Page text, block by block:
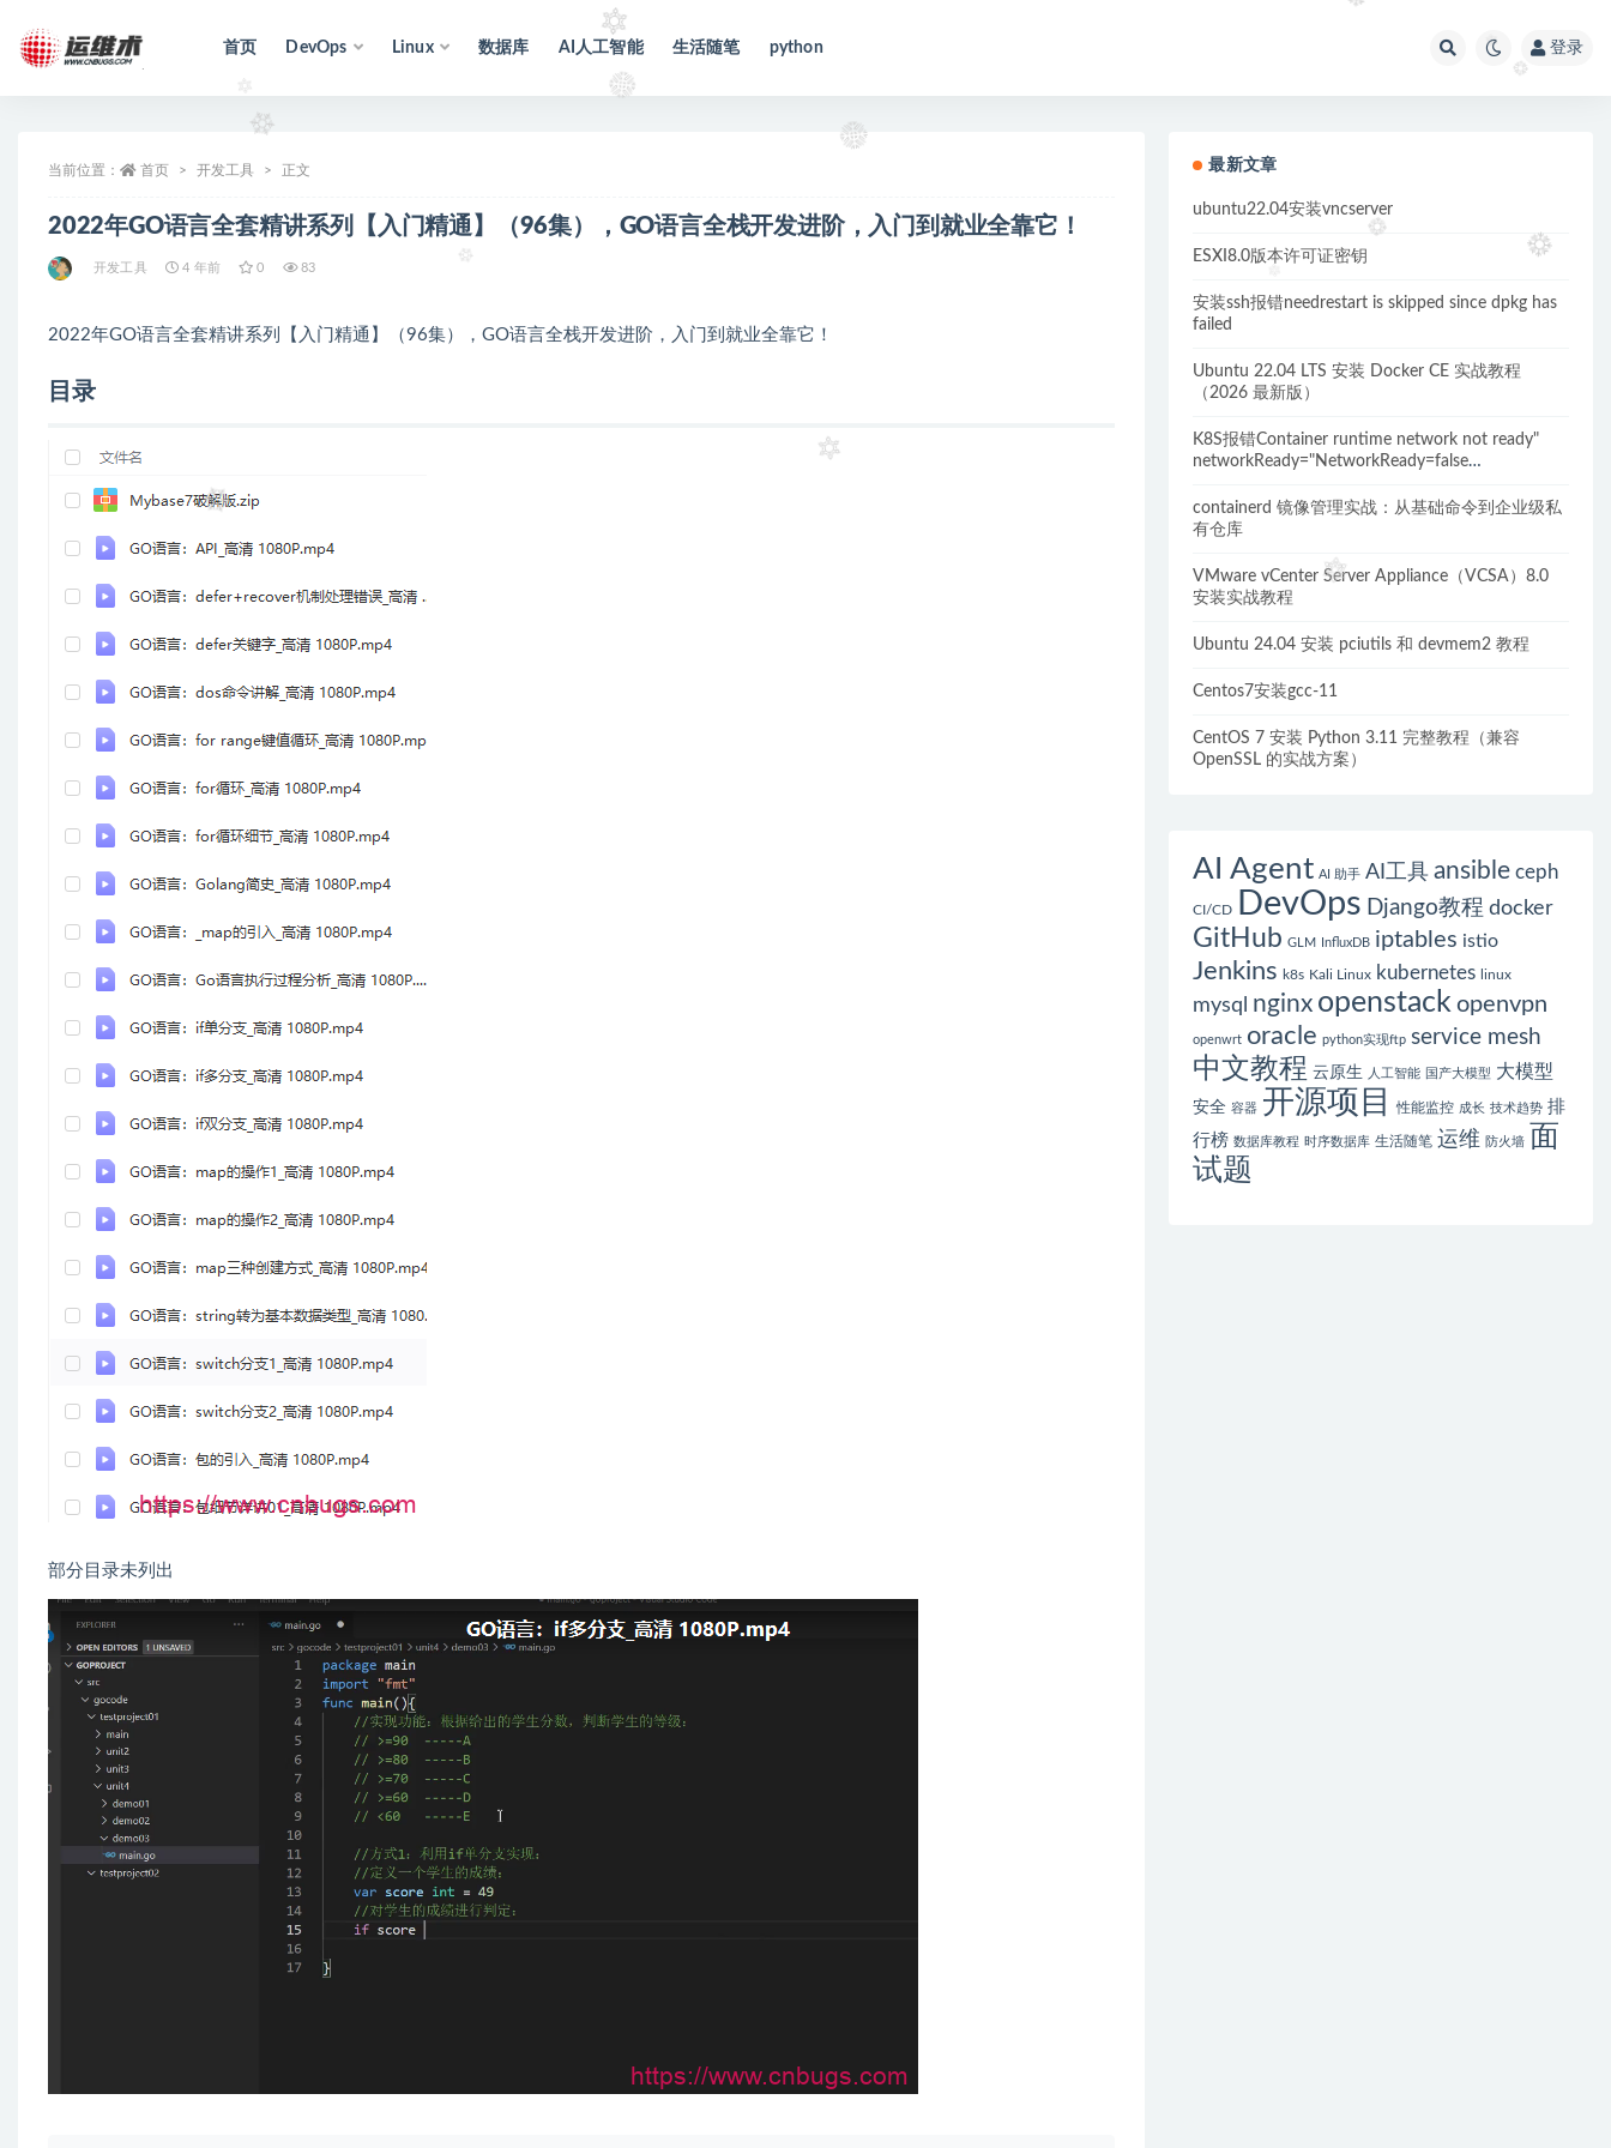
首页 DevOps Linux 数据库 AI人工智能 生活随笔 python 登录
当前位置： 首页 开发工具 正文
2022年GO语言全套精讲系列【入门精通】（96集），GO语言全栈开发进阶，入门到就业全靠它！
开发工具 4 年前 0 83
2022年GO语言全套精讲系列【入门精通】（96集），GO语言全栈开发进阶，入门到就业全靠它！
目录
部分目录未列出
最新文章
ubuntu22.04安装vncserver
ESXI8.0版本许可证密钥
安装ssh报错needrestart is skipped since dpkg has
failed
Ubuntu 22.04 LTS 安装 Docker CE 实战教程
（2026 最新版）
K8S报错Container runtime network not ready"
networkReady="NetworkReady=false
containerd 镜像管理实战：从基础命令到企业级私
有仓库
VMware vCenter Server Appliance（VCSA）8.0
安装实战教程
Ubuntu 24.04 安装 pciutils 和 devmem2 教程
Centos7安装gcc-11
CentOS 7 安装 Python 3.11 完整教程（兼容
OpenSSL 的实战方案）
AI Agent AI 助手 AI工具 ansible ceph
CI/CD DevOps Django教程 docker
GitHub GLM InfluxDB iptables istio
Jenkins k8s Kali Linux kubernetes linux
mysql nginx openstack openvpn
openwrt oracle python实现ftp service mesh
中文教程 云原生 人工智能 国产大模型 大模型
安全 容器 开源项目 性能监控 成长 技术趋势 排
行榜 数据库教程 时序数据库 生活随笔 运维 防火墙 面
试题